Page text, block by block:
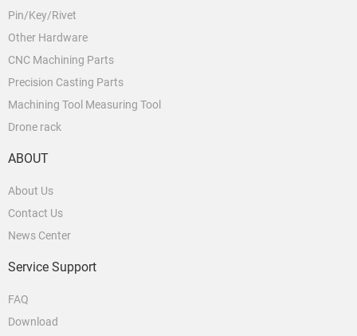
Pin/Key/Rivet
Other Hardware
CNC Machining Parts
Precision Casting Parts
Machining Tool Measuring Tool
Drone rack
ABOUT
About Us
Contact Us
News Center
Service Support
FAQ
Download